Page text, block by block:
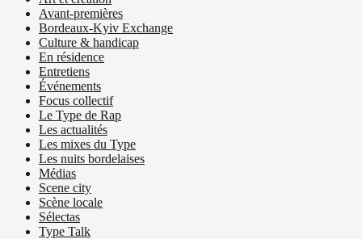
Avant-premières
Bordeaux-Kyiv Exchange
Culture & handicap
En résidence
Entretiens
Événements
Focus collectif
Le Type de Rap
Les actualités
Les mixes du Type
Les nuits bordelaises
Médias
Scene city
Scène locale
Sélectas
Type Talk